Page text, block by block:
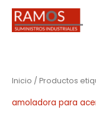
Inicio / Productos
amoladora para